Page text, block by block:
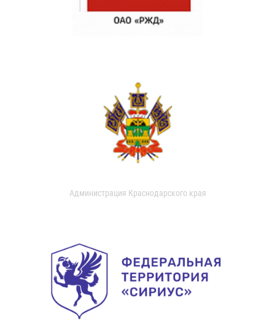
Администрация Краснодарского края